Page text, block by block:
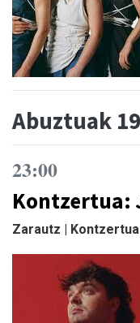
Abuztuak
23:00
Kontzertua:
Zarautz | Kontzertua